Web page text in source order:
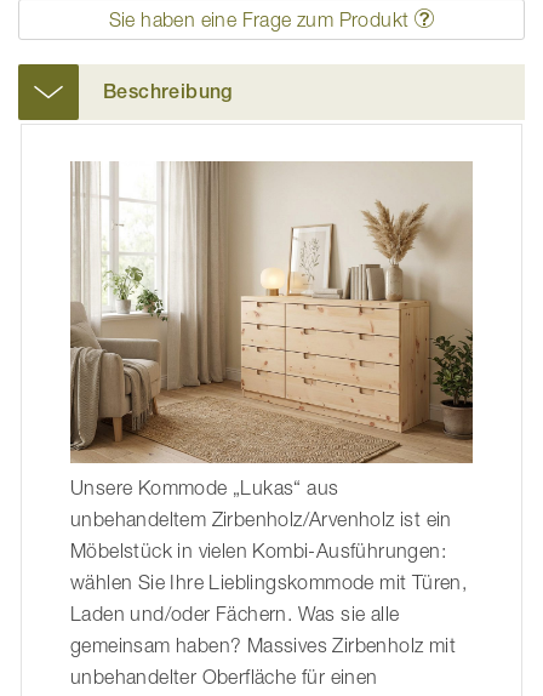
Sie haben eine Frage zum Produkt
Beschreibung
Unsere Kommode „Lukas“ aus
unbehandeltem Zirbenholz/Arvenholz ist ein
Möbelstück in vielen Kombi-Ausführungen:
wählen Sie Ihre Lieblingskommode mit Türen,
Laden und/oder Fächern. Was sie alle
gemeinsam haben? Massives Zirbenholz mit
unbehandelter Oberfläche für einen